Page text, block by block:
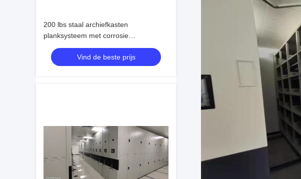
200 lbs staal archiefkasten
planksysteem met corrosie
bescherming
Vind de beste prijs